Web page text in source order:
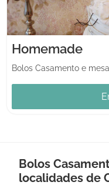
Homemade
Bolos Casamento e
Bolos
localidades de